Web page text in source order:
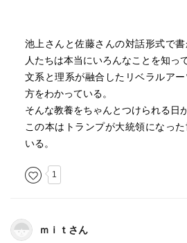
池上さんと佐藤さんの対話形式で
人たちは本当にいろんなことを知っ
文系と理系が融合したリベラルア
方をわかっている。
そんな教養をちゃんとつけられる日
この本はトランプが大統領になっ
いる。
1
ｍｉｔさん